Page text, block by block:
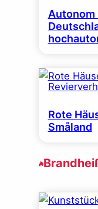
Autonom
Rote
Småland